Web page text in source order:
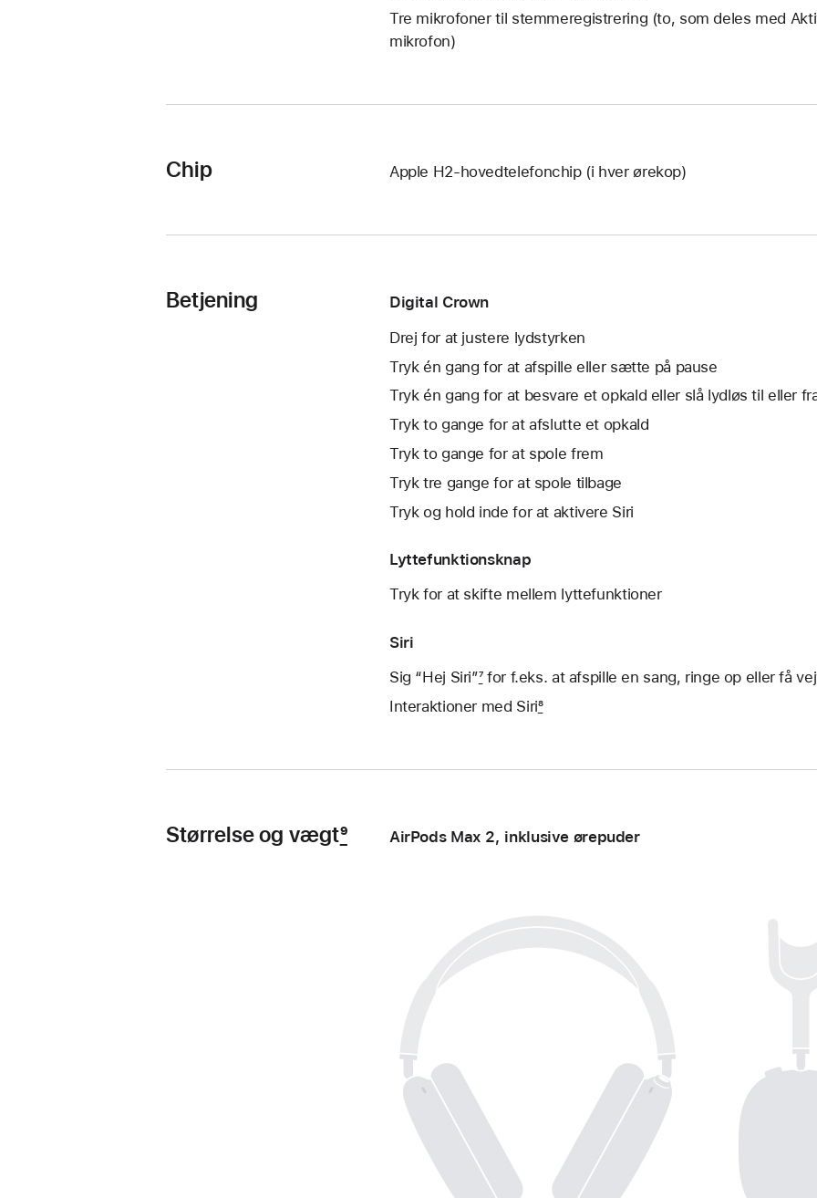
Tre mikro­foner til stemmeregistrering (to, som deles med
mikrofon)
Chip Apple H2-hovedtelefonchip (i hver ørekop)
Betjening
Digital Crown
Drej for at justere lydstyrken
Tryk én gang for at afspille eller sætte på pause
Tryk én gang for at besvare et opkald eller slå lydløs til eller
Tryk to gange for at afslutte et opkald
Tryk to gange for at spole frem
Tryk tre gange for at spole tilbage
Tryk og hold inde for at aktivere Siri
Lyttefunktionsknap
Tryk for at skifte mellem lytte­funktioner
Siri
Sig “Hej Siri”7for f.eks. at afspille en sang, ringe op eller få
Interaktioner med Siri8
Størrelse og vægt9 AirPods Max 2, inklusive ørepuder